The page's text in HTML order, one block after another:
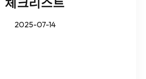
2025-07-14